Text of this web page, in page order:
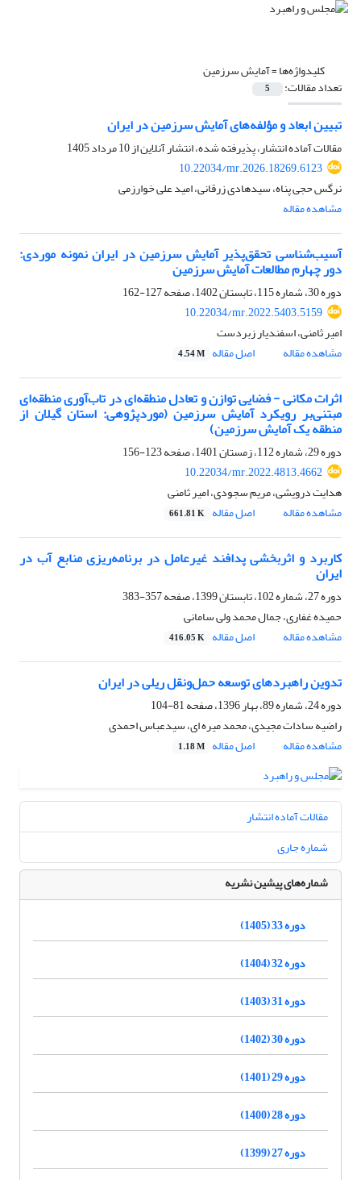
کلیدواژه‌ها =آمایش سرزمین
تعداد مقالات: 5
تبیین ابعاد و مؤلفه‌های آمایش سرزمین در ایران
مقالات آماده انتشار، پذیرفته شده، انتشار آنلاین از10 مرداد 1405
10.22034/mr.2026.18269.6123
نرگس حجی پناه، سیدهادی زرقانی، امید علی خوارزمی
مشاهده مقاله
آسیب‌شناسی تحقق‌پذیر آمایش سرزمین در ایران نمونه موردی:
دور چهارم مطالعات آمایش سرزمین
دوره 30، شماره 115، تابستان 1402، صفحه
127-162
10.22034/mr.2022.5403.5159
امیر ثامنی، اسفندیار زبردست
مشاهده مقاله
اصل مقاله 4.54 M
اثرات مکانی - فضایی توازن و تعادل منطقه‌ای در تاب‌آوری منطقه‌ای
مبتنی‌بر رویکرد آمایش سرزمین (مورد‌پژوهی: استان گیلان از
منطقه یک آمایش سرزمین)
دوره 29، شماره 112، زمستان 1401، صفحه
123-156
10.22034/mr.2022.4813.4662
هدایت درویشی، مریم سجودی، امیر ثامنی
مشاهده مقاله
اصل مقاله 661.81 K
کاربرد و اثربخشی پدافند غیرعامل در برنامه‌ریزی منابع آب در
ایران
دوره 27، شماره 102، تابستان 1399، صفحه
357-383
حمیده غفاری، جمال محمد ولی سامانی
مشاهده مقاله
اصل مقاله 416.05 K
تدوین راهبردهای توسعه حمل‌ونقل ریلی در ایران
دوره 24، شماره 89، بهار 1396، صفحه
81-104
راضیه سادات مجیدی، محمد میره ای، سیدعباس احمدی
مشاهده مقاله
اصل مقاله 1.18 M
مقالات آماده انتشار
شماره جاری
شماره‌های پیشین نشریه
دوره 33 (1405)
دوره 32 (1404)
دوره 31 (1403)
دوره 30 (1402)
دوره 29 (1401)
دوره 28 (1400)
دوره 27 (1399)